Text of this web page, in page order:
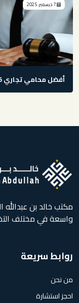
أفضل محامي تجاري 2025 لخدمة الشركات ورواد الأعمال
مكتب خالد بن عبدالله
واسعة في مختلف
روابط سريعة
من نحن
احجز استشارة